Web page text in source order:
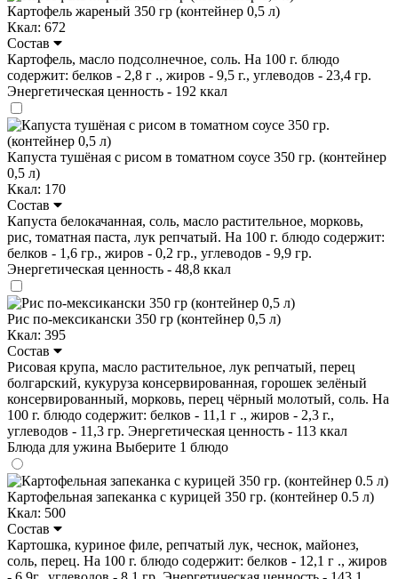
Картофель жареный 350 гр (контейнер 0,5 л)
Ккал: 672
Состав
Картофель, масло подсолнечное, соль. На 100 г. блюдо
содержит: белков - 2,8 г ., жиров - 9,5 г., углеводов - 23,4 гр.
Энергетическая ценность - 192 ккал
Капуста тушёная с рисом в томатном соусе 350 гр. (контейнер
0,5 л)
Ккал: 170
Состав
Капуста белокачанная, соль, масло растительное, морковь,
рис, томатная паста, лук репчатый. На 100 г. блюдо содержит:
белков - 1,6 гр., жиров - 0,2 гр., углеводов - 9,9 гр.
Энергетическая ценность - 48,8 ккал
Рис по-мексикански 350 гр (контейнер 0,5 л)
Ккал: 395
Состав
Рисовая крупа, масло растительное, лук репчатый, перец
болгарский, кукуруза консервированная, горошек зелёный
консервированный, морковь, перец чёрный молотый, соль. На
100 г. блюдо содержит: белков - 11,1 г ., жиров - 2,3 г.,
углеводов - 11,3 гр. Энергетическая ценность - 113 ккал
Блюда для ужина Выберите 1 блюдо
Картофельная запеканка с курицей 350 гр. (контейнер 0.5 л)
Ккал: 500
Состав
Картошка, куриное филе, репчатый лук, чеснок, майонез,
соль, перец. На 100 г. блюдо содержит: белков - 12,1 г ., жиров